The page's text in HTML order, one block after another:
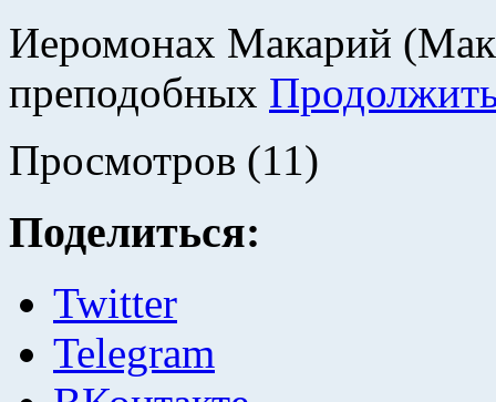
Иеромонах Макарий
преподобных
Просмотров (11)
Поделиться:
Twitter
Telegram